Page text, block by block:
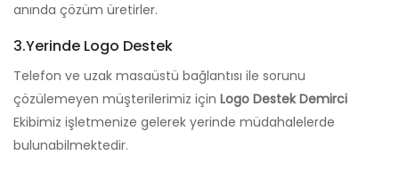
anında çözüm üretirler.
3.Yerinde Logo Destek
Telefon ve uzak masaüstü bağlantısı ile sorunu
çözülemeyen müşterilerimiz için Logo Destek Demirci
Ekibimiz işletmenize gelerek yerinde müdahalelerde
bulunabilmektedir.